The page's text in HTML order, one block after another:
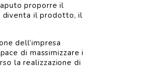
proporre il
diventa il prodotto, il
dell’impresa
di massimizzare i
la realizzazione di